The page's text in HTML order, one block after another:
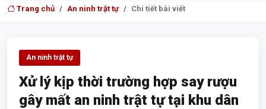
Trang chủ An ninh trật tự Chi tiết bài viết
An ninh trật tự
Xử lý kịp thời trường hợp say rượu
gây mất an ninh trật tự tại khu dân